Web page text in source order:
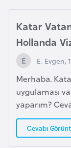
Katar
Hollanda
E. Evgen,
Merhaba.
uygulaması
yaparım?
Cevabı
a
s
a
G
o